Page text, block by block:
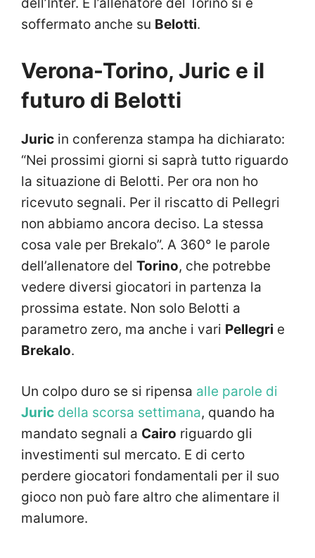
dell’Inter. E l’allenatore del Torino si è
soffermato anche su Belotti.
Verona-Torino, Juric e il
futuro di Belotti
Juric in conferenza stampa ha dichiarato:
“Nei prossimi giorni si saprà tutto riguardo
la situazione di Belotti. Per ora non ho
ricevuto segnali. Per il riscatto di Pellegri
non abbiamo ancora deciso. La stessa
cosa vale per Brekalo”. A 360° le parole
dell’allenatore del Torino, che potrebbe
vedere diversi giocatori in partenza la
prossima estate. Non solo Belotti a
parametro zero, ma anche i vari Pellegri e
Brekalo.
Un colpo duro se si ripensa alle parole di
Juric della scorsa settimana, quando ha
mandato segnali a Cairo riguardo gli
investimenti sul mercato. E di certo
perdere giocatori fondamentali per il suo
gioco non può fare altro che alimentare il
malumore.